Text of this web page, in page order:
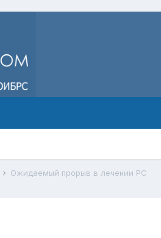
Ожидаемый прорыв в лечении РС